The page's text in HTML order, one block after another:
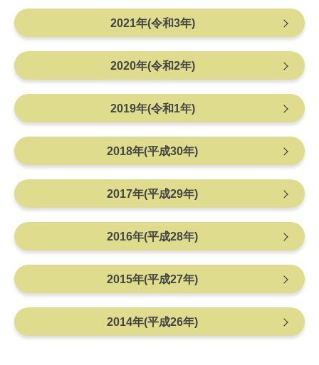
2021年(令和3年)
2020年(令和2年)
2019年(令和1年)
2018年(平成30年)
2017年(平成29年)
2016年(平成28年)
2015年(平成27年)
2014年(平成26年)